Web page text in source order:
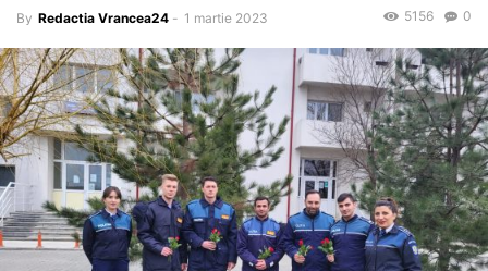
By Redactia Vrancea24 - 1 martie 2023 0
5156